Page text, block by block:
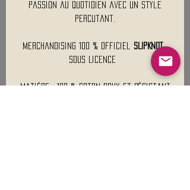
passion au quotidien avec un style
percutant.
Merchandising 100 % Officiel SLIPKNOT,
Sous Licence
Matière : 100 % coton doux et résistant